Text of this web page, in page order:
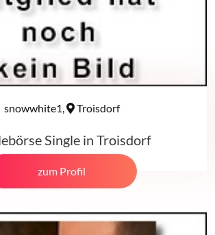
snowwhite1, Troisdorf
Single in Troisdorf
zum Profil